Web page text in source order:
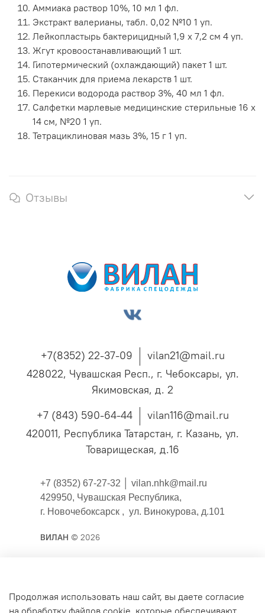
Аммиака раствор 10%, 10 мл 1 фл.
Экстракт валерианы, табл. 0,02 №10 1 уп.
Лейкопластырь бактерицидный 1,9 x 7,2 см 4 уп.
Жгут кровоостанавливающий 1 шт.
Гипотермический (охлаждающий) пакет 1 шт.
Стаканчик для приема лекарств 1 шт.
Перекиси водорода раствор 3%, 40 мл 1 фл.
Салфетки марлевые медицинские стерильные 16 x
14 см, №20 1 уп.
Тетрациклиновая мазь 3%, 15 г 1 уп.
Отзывы
+7(8352) 22-37-09
vilan21@mail.ru
428022, Чувашская Респ., г. Чебоксары, ул.
Якимовская, д. 2
+7 (843) 590-64-44
vilan116@mail.ru
420011, Республика Татарстан, г. Казань, ул.
Товарищеская, д.16
+7 (8352) 67-27-32 │ vilan.nhk@mail.ru
429950, Чувашская Республика,
г. Новочебоксарск , ул. Винокурова, д.101
ВИЛАН © 2026
Публичная оферта
Продолжая использовать наш сайт, вы даете согласие